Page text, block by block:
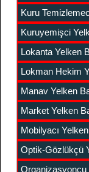
Kuru
Kuruyemişci
Lokanta Yelken
Lokman Hekim
Manav Yelken
Market Yelken
Mobilyacı
Optik-Gözlükçü
Organizasyoncu